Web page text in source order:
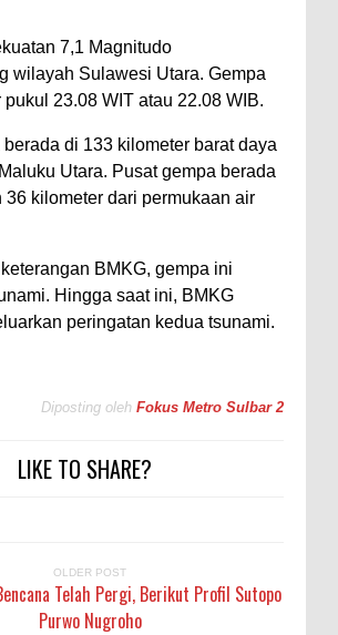
7,1 Magnitudo
wilayah Sulawesi Utara. Gempa
23.08 WIT atau 22.08 WIB.
berada di 133 kilometer barat daya
Utara. Pusat gempa berada
36 kilometer dari permukaan air
BMKG, gempa ini
Hingga saat ini, BMKG
peringatan kedua tsunami.
Diposting oleh Fokus Metro Sulbar 2
LIKE TO SHARE?
OLDER POST
Telah Pergi, Berikut Profil Sutopo
Purwo Nugroho